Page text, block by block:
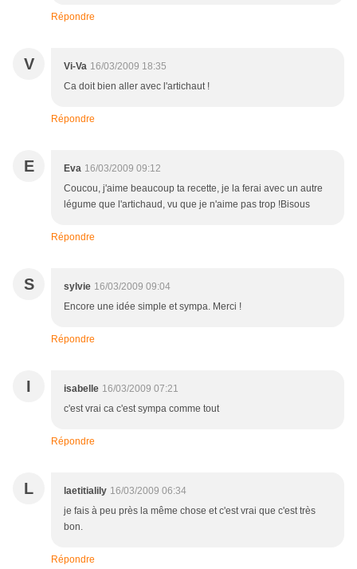
Répondre
V Vi-Va 16/03/2009 18:35
Ca doit bien aller avec l'artichaut !
Répondre
E Eva 16/03/2009 09:12
Coucou, j'aime beaucoup ta recette, je la ferai avec un autre
légume que l'artichaud, vu que je n'aime pas trop !Bisous
Répondre
S sylvie 16/03/2009 09:04
Encore une idée simple et sympa. Merci !
Répondre
I isabelle 16/03/2009 07:21
c'est vrai ca c'est sympa comme tout
Répondre
L laetitialily 16/03/2009 06:34
je fais à peu près la même chose et c'est vrai que c'est très
bon.
Répondre